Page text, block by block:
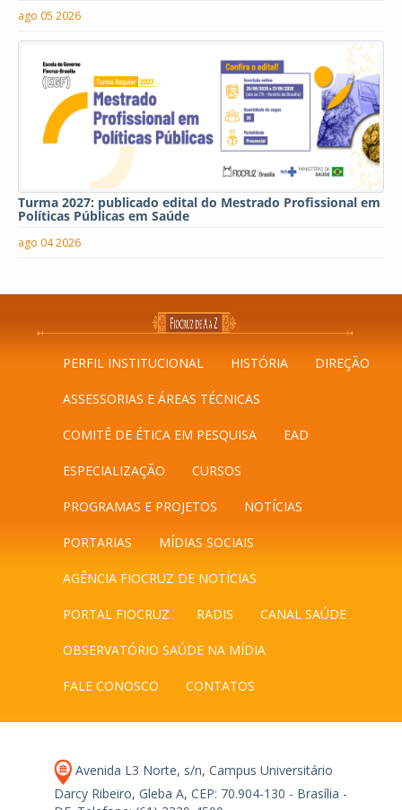
ago 05 2026
Turma 2027: publicado edital do Mestrado Profissional em
Políticas Públicas em Saúde
ago 04 2026
PERFIL INSTITUCIONAL HISTÓRIA DIREÇÃO
ASSESSORIAS E ÁREAS TÉCNICAS
COMITÊ DE ÉTICA EM PESQUISA EAD
ESPECIALIZAÇÃO CURSOS
PROGRAMAS E PROJETOS NOTÍCIAS
PORTARIAS MÍDIAS SOCIAIS
AGÊNCIA FIOCRUZ DE NOTÍCIAS
PORTAL FIOCRUZ RADIS CANAL SAÚDE
OBSERVATÓRIO SAÚDE NA MÍDIA
FALE CONOSCO CONTATOS
Avenida L3 Norte, s/n, Campus Universitário
Darcy Ribeiro, Gleba A, CEP: 70.904-130 - Brasília -